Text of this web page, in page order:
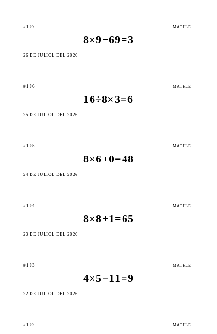
#107 MATHLE
8×9−69=3
26 DE JULIOL DEL 2026
#106 MATHLE
16÷8×3=6
25 DE JULIOL DEL 2026
#105 MATHLE
8×6+0=48
24 DE JULIOL DEL 2026
#104 MATHLE
8×8+1=65
23 DE JULIOL DEL 2026
#103 MATHLE
4×5−11=9
22 DE JULIOL DEL 2026
#102 MATHLE